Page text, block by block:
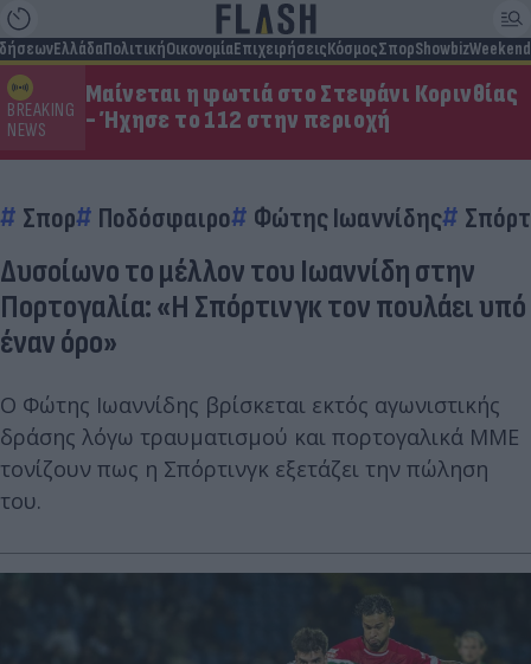
ΕλλάδαΠολιτικήΟικονομίαΕπιχειρήσειςΚόσμοςΣπορShowbizWeekend
BREAKING
NEWS
Μαίνεται η φωτιά στο Στεφάνι Κορινθίας
- Ήχησε το 112 στην περιοχή
Σπορ Ποδόσφαιρο Φώτης Ιωαννίδης
Δυσοίωνο το μέλλον του Ιωαννίδη στην
Πορτογαλία: «Η Σπόρτινγκ τον πουλάει υπό
έναν όρο»
Ο Φώτης Ιωαννίδης βρίσκεται εκτός αγωνιστικής
δράσης λόγω τραυματισμού και πορτογαλικά ΜΜΕ
τονίζουν πως η Σπόρτινγκ εξετάζει την πώληση
του.